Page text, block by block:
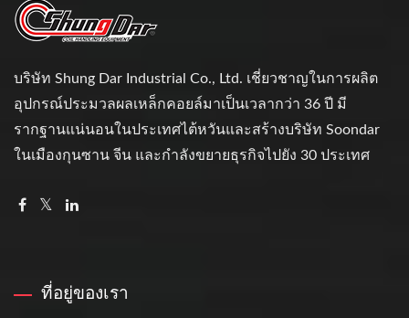
บริษัท Shung Dar Industrial Co., Ltd. เชี่ยวชาญในการผลิต
อุปกรณ์ประมวลผลเหล็กคอยล์มาเป็นเวลากว่า 36 ปี มี
รากฐานแน่นอนในประเทศไต้หวันและสร้างบริษัท Soondar
ในเมืองกุนซาน จีน และกำลังขยายธุรกิจไปยัง 30 ประเทศ
ที่อยู่ของเรา